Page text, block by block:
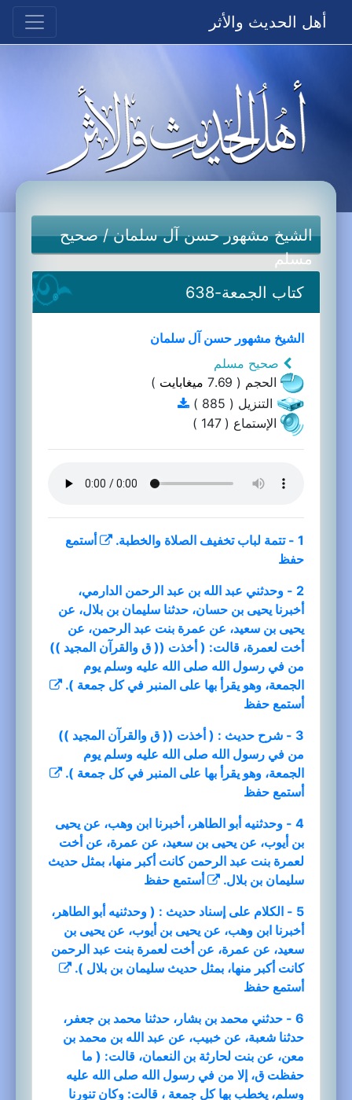
أهل الحديث والأثر
الشيخ مشهور حسن آل سلمان/صحيح
مسلم
كتاب الجمعة-638
الشيخ مشهور حسن آل سلمان
صحيح مسلم
الحجم ( 7.69
ميغابايت )
التنزيل ( 885 )
الإستماع ( 147 )
1 - تتمة لباب تخفيف الصلاة والخطبة.
أستمع
حفظ
2 - وحدثني عبد الله بن عبد الرحمن الدارمي،
أخبرنا يحيى بن حسان، حدثنا سليمان بن بلال، عن
يحيى بن سعيد، عن عمرة بنت عبد الرحمن، عن
أخت لعمرة، قالت: ( أخذت (( ق والقرآن المجيد ))
من في رسول الله صلى الله عليه وسلم يوم
الجمعة، وهو يقرأ بها على المنبر في كل جمعة ).
أستمع حفظ
3 - شرح حديث : ( أخذت (( ق والقرآن المجيد ))
من في رسول الله صلى الله عليه وسلم يوم
الجمعة، وهو يقرأ بها على المنبر في كل جمعة ).
أستمع حفظ
4 - وحدثنيه أبو الطاهر، أخبرنا ابن وهب، عن يحيى
بن أيوب، عن يحيى بن سعيد، عن عمرة، عن أخت
لعمرة بنت عبد الرحمن كانت أكبر منها، بمثل حديث
سليمان بن بلال.
أستمع حفظ
5 - الكلام على إسناد حديث : ( وحدثنيه أبو الطاهر،
أخبرنا ابن وهب، عن يحيى بن أيوب، عن يحيى بن
سعيد، عن عمرة، عن أخت لعمرة بنت عبد الرحمن
كانت أكبر منها، بمثل حديث سليمان بن بلال ).
أستمع حفظ
6 - حدثني محمد بن بشار، حدثنا محمد بن جعفر،
حدثنا شعبة، عن خبيب، عن عبد الله بن محمد بن
معن، عن بنت لحارثة بن النعمان، قالت: ( ما
حفظت ق، إلا من في رسول الله صلى الله عليه
وسلم، يخطب بها كل جمعة ، قالت: وكان تنورنا